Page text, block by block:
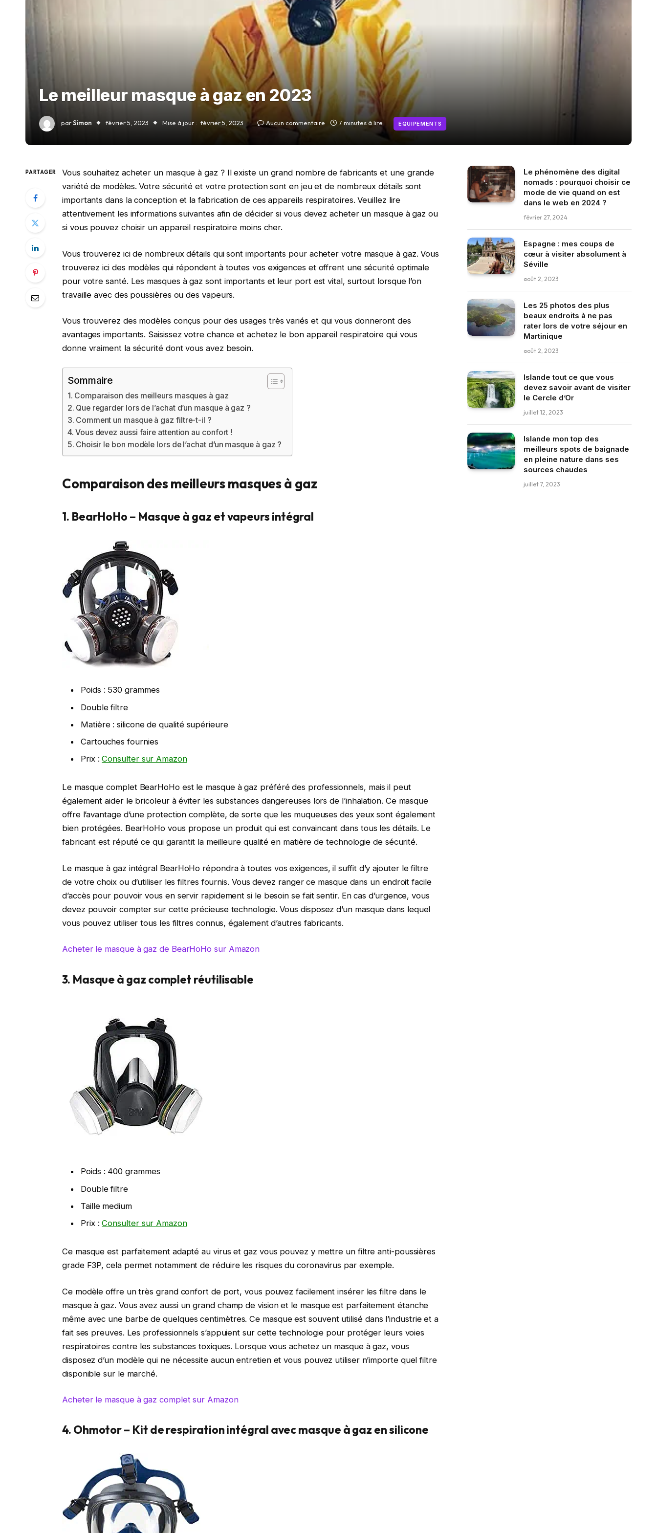
Le meilleur masque à gaz en 2023
parSimon février 5, 2023 Mise à jour : février 5, 2023 Aucun commentaire 7 minutes à lire ÉQUIPEMENTS
PARTAGER
Vous souhaitez acheter un masque à gaz ? Il existe un grand nombre de fabricants et une grande
variété de modèles. Votre sécurité et votre protection sont en jeu et de nombreux détails sont
importants dans la conception et la fabrication de ces appareils respiratoires. Veuillez lire
attentivement les informations suivantes afin de décider si vous devez acheter un masque à gaz ou
si vous pouvez choisir un appareil respiratoire moins cher.
Vous trouverez ici de nombreux détails qui sont importants pour acheter votre masque à gaz. Vous
trouverez ici des modèles qui répondent à toutes vos exigences et offrent une sécurité optimale
pour votre santé. Les masques à gaz sont importants et leur port est vital, surtout lorsque l’on
travaille avec des poussières ou des vapeurs.
Vous trouverez des modèles conçus pour des usages très variés et qui vous donneront des
avantages importants. Saisissez votre chance et achetez le bon appareil respiratoire qui vous
donne vraiment la sécurité dont vous avez besoin.
Sommaire
Comparaison des meilleurs masques à gaz
Que regarder lors de l’achat d’un masque à gaz ?
Comment un masque à gaz filtre-t-il ?
Vous devez aussi faire attention au confort !
Choisir le bon modèle lors de l’achat d’un masque à gaz ?
Comparaison des meilleurs masques à gaz
1. BearHoHo – Masque à gaz et vapeurs intégral
Poids : 530 grammes
Double filtre
Matière : silicone de qualité supérieure
Cartouches fournies
Prix :Consulter sur Amazon
Le masque complet BearHoHo est le masque à gaz préféré des professionnels, mais il peut
également aider le bricoleur à éviter les substances dangereuses lors de l’inhalation. Ce masque
offre l’avantage d’une protection complète, de sorte que les muqueuses des yeux sont également
bien protégées. BearHoHo vous propose un produit qui est convaincant dans tous les détails. Le
fabricant est réputé ce qui garantit la meilleure qualité en matière de technologie de sécurité.
Le masque à gaz intégral BearHoHo répondra à toutes vos exigences, il suffit d’y ajouter le filtre
de votre choix ou d’utiliser les filtres fournis. Vous devez ranger ce masque dans un endroit facile
d’accès pour pouvoir vous en servir rapidement si le besoin se fait sentir. En cas d’urgence, vous
devez pouvoir compter sur cette précieuse technologie. Vous disposez d’un masque dans lequel
vous pouvez utiliser tous les filtres connus, également d’autres fabricants.
Acheter le masque à gaz de BearHoHo sur Amazon
3. Masque à gaz complet réutilisable
Poids : 400 grammes
Double filtre
Taille medium
Prix :Consulter sur Amazon
Ce masque est parfaitement adapté au virus et gaz vous pouvez y mettre un filtre anti-poussières
grade F3P, cela permet notamment de réduire les risques du coronavirus par exemple.
Ce modèle offre un très grand confort de port, vous pouvez facilement insérer les filtre dans le
masque à gaz. Vous avez aussi un grand champ de vision et le masque est parfaitement étanche
même avec une barbe de quelques centimètres. Ce masque est souvent utilisé dans l’industrie et a
fait ses preuves. Les professionnels s’appuient sur cette technologie pour protéger leurs voies
respiratoires contre les substances toxiques. Lorsque vous achetez un masque à gaz, vous
disposez d’un modèle qui ne nécessite aucun entretien et vous pouvez utiliser n’importe quel filtre
disponible sur le marché.
Acheter le masque à gaz complet sur Amazon
4. Ohmotor – Kit de respiration intégral avec masque à gaz en silicone
Le phénomène des digital
nomads : pourquoi choisir ce
mode de vie quand on est
dans le web en 2024 ?
février 27, 2024
Espagne : mes coups de
cœur à visiter absolument à
Séville
août 2, 2023
Les 25 photos des plus
beaux endroits à ne pas
rater lors de votre séjour en
Martinique
août 2, 2023
Islande tout ce que vous
devez savoir avant de visiter
le Cercle d’Or
juillet 12, 2023
Islande mon top des
meilleurs spots de baignade
en pleine nature dans ses
sources chaudes
juillet 7, 2023